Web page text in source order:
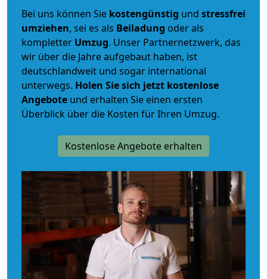
Bei uns können Sie kostengünstig und stressfrei
umziehen, sei es als Beiladung oder als
kompletter Umzug. Unser Partnernetzwerk, das
wir über die Jahre aufgebaut haben, ist
deutschlandweit und sogar international
unterwegs. Holen Sie sich jetzt kostenlose
Angebote und erhalten Sie einen ersten
Überblick über die Kosten für Ihren Umzug.
Kostenlose Angebote erhalten